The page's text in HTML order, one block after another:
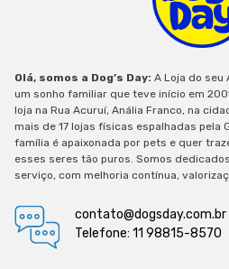
Olá, somos a Dog’s Day: A Loja do seu
um sonho familiar que teve início em
loja na Rua Acuruí, Anália Franco, na
mais de 17 lojas físicas espalhadas pela
família é apaixonada por pets e quer
esses seres tão puros. Somos
serviço, com melhoria contínua,
contato@dogsday.com.br
Telefone: 11 98815-8570